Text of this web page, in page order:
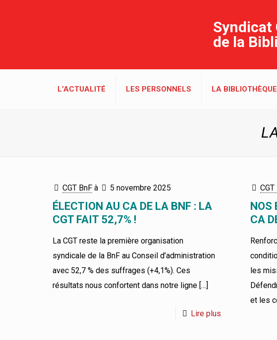
Syndicat
de la
L’ACTUALITÉ LES PERSONNELS LA BIBLIOTHÈQUE
CGT BnF à 5 novembre 2025
ÉLECTION AU CA DE LA BNF : LA
CGT FAIT 52,7% !
La CGT reste la première organisation
syndicale de la BnF au Conseil d’administration
avec 52,7 % des suffrages (+4,1%). Ces
résultats nous confortent dans notre ligne[…]
Lire plus
CGT
NOS
CA
les
et les